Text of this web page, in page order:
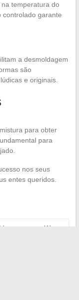
temperatura do
controlado garante
a desmoldagem
são
e originais.
para obter
para
nos seus
entes queridos.
o arco Wano